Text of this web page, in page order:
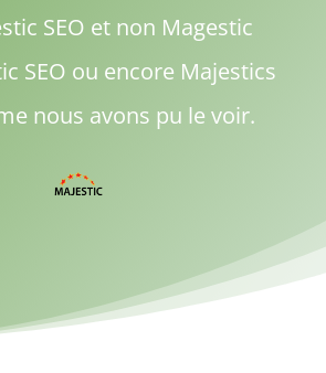
SEO et non Magestic
SEO ou encore Majestics
nous avons pu le voir.